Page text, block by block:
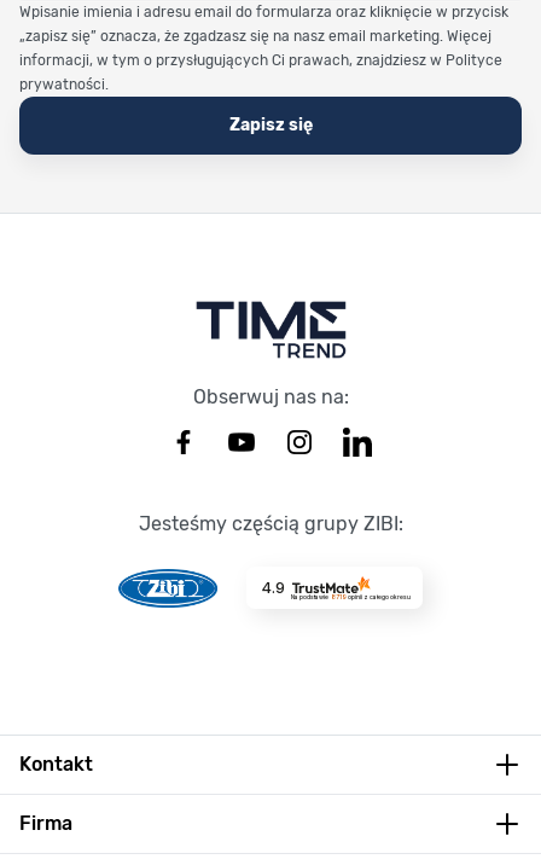
Wpisanie imienia i adresu email do formularza oraz kliknięcie w przycisk
„zapisz się” oznacza, że zgadzasz się na nasz email marketing. Więcej
informacji, w tym o przysługujących Ci prawach, znajdziesz w Polityce
prywatności.
Zapisz się
Obserwuj nas na:
Jesteśmy częścią grupy ZIBI:
4.9
Na podstawie 8719opinii z całego okresu
Kontakt
Firma